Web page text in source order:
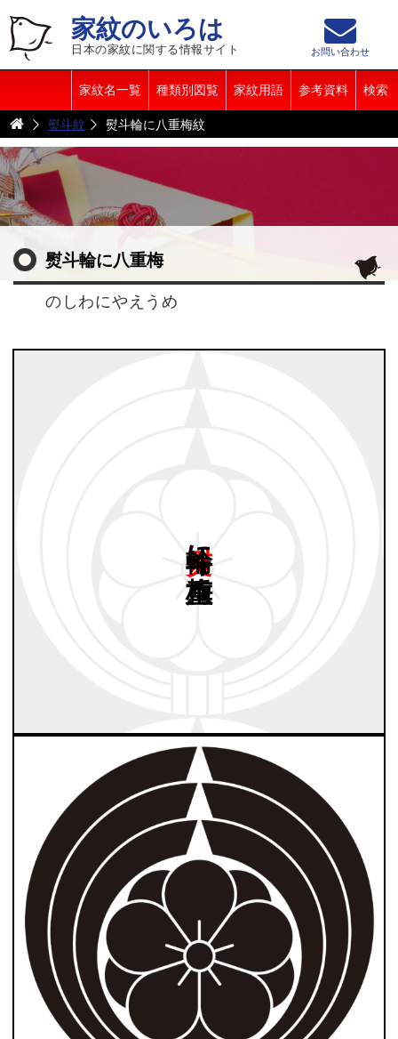
家紋のいろは
日本の家紋に関する情報サイト
家紋名一覧 種類別図覧 家紋用語 参考資料 検索
お問い合わせ
熨斗紋 熨斗輪に八重梅紋
熨斗輪に八重梅
のしわにやえうめ
八重梅